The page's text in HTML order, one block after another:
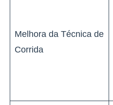
Melhora da Técnica de
Corrida